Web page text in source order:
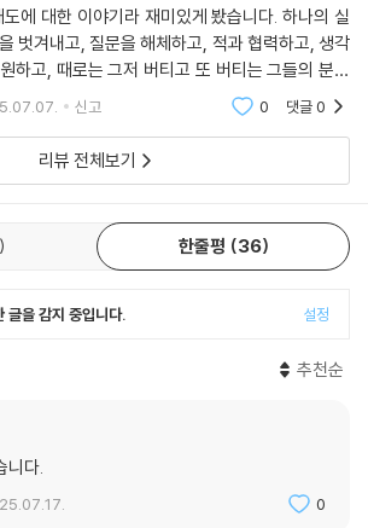
상 수상 후보로 거론되었으나, 결국 상을 타지 못
팅이 살아 있는 수상자 9인을 만나 나눈 대담이
이들 물리학자에게는 예상치 못한 면모도 하나 발
빠진 사람들이지만 방구석의 외골수가 아니다.
다. 현대 물리학에서는 정부의 펀딩을 받아내야
을 통해 연구하고, 전 세계의 과학계에 검증받아
는 힘이었다. 혹독한 동료 심사에 귀 기울이고 오
단서들을 알아내는 회복탄력성, 동료들과 효과적으
는 사회성 없이는 과학도 불가능했다. 이 책의 물
질이 뛰어난 사람이 아니라, 그 필요성을 깨닫고
던 이들이다. 현대사회를 개인적인 사회라고 말
떤 것도 혼자 해낼 수 없는 시대다. 과학도 결국
라는 것을 깊이 인식했던 이들이 모두가 천재인
금의 한국 사회에서 읽은 그들의 이야기는 진정
지, 본질에 충실하게 살아간다는 것이 무엇인지
에 대한 이야기라 재미있게 봤습니다. 하나의 실
벗겨내고, 질문을 해체하고, 적과 협력하고, 생각
하고, 때로는 그저 버티고 또 버티는 그들의 분투
있었습니다.신고 0 댓글0
리뷰 전체보기
한줄평 36
글을 감지 중입니다. 설정
추천순
니다.
0